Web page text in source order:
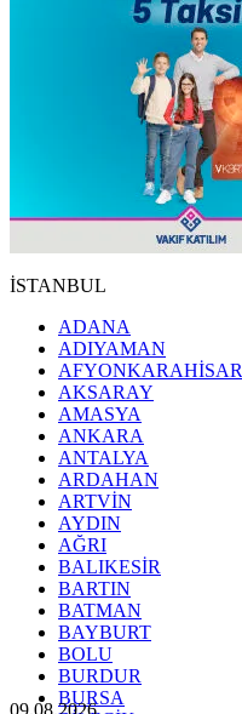
İSTANBUL
ADANA
ADIYAMAN
AFYONKARAHİSAR
AKSARAY
AMASYA
ANKARA
ANTALYA
ARDAHAN
ARTVİN
AYDIN
AĞRI
BALIKESİR
BARTIN
BATMAN
BAYBURT
BOLU
BURDUR
BURSA
09.08.2026